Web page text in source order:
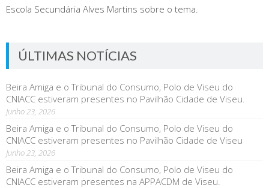
Escola Secundária Alves Martins sobre o tema.
ÚLTIMAS NOTÍCIAS
Beira Amiga e o Tribunal do Consumo, Polo de Viseu do
CNIACC estiveram presentes no Pavilhão Cidade de Viseu.
Junho 23, 2026
Beira Amiga e o Tribunal do Consumo, Polo de Viseu do
CNIACC estiveram presentes no Pavilhão Cidade de Viseu
Junho 23, 2026
Beira Amiga e o Tribunal do Consumo, Polo de Viseu do
CNIACC estiveram presentes na APPACDM de Viseu.